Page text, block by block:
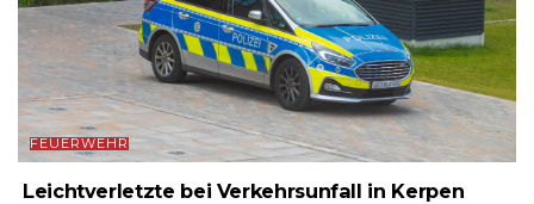
FEUERWEHR
Leichtverletzte bei Verkehrsunfall in Kerpen